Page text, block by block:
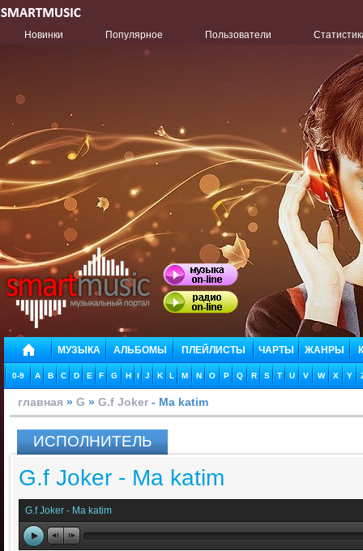
Новинки Популярное Пользователи
МУЗЫКА АЛЬБОМЫ ПЛЕЙЛИСТЫ ЧАРТЫ ЖАНРЫ
0-9 A B C D E F G H I J K L M N O P Q R S T U V W X Y
главная » G » G.f Joker - Ma katim
ИСПОЛНИТЕЛЬ
G.f Joker - Ma katim
G.f Joker - Ma katim